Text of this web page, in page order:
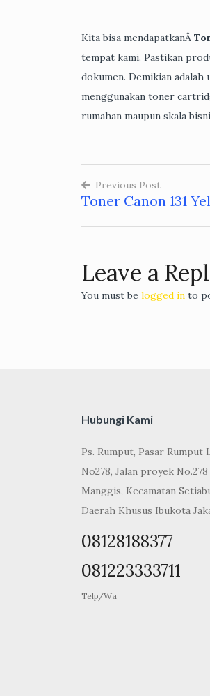
Kita bisa mendapatkanÂ
tempat kami. Pastikan
dokumen. Demikian adalah
menggunakan toner
rumahan maupun skala
Post
navigation
Previous Post
Toner Canon 131
Leave a
You must be logged in to
Hubungi Kami
Ps. Rumput, Pasar Rumput
No278, Jalan proyek
Manggis, Kecamatan
Daerah Khusus Ibukota
08128188377
081223333711
Telp/Wa